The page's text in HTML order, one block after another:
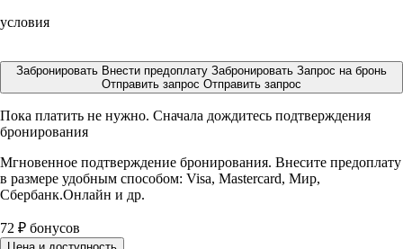
условия
Забронировать Внести предоплату Забронировать Запрос на бронь
Отправить запрос Отправить запрос
Пока платить не нужно. Сначала дождитесь подтверждения
бронирования
Мгновенное подтверждение бронирования. Внесите предоплату
в размере удобным способом: Visa, Mastercard, Мир,
Сбербанк.Онлайн и др.
72 ₽ бонусов